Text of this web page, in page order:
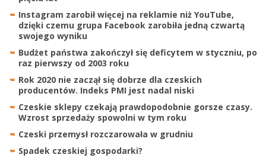
Instagram zarobił więcej na reklamie niż YouTube,
dzięki czemu grupa Facebook zarobiła jedną czwartą
swojego wyniku
Budżet państwa zakończył się deficytem w styczniu, po
raz pierwszy od 2003 roku
Rok 2020 nie zaczął się dobrze dla czeskich
producentów. Indeks PMI jest nadal niski
Czeskie sklepy czekają prawdopodobnie gorsze czasy.
Wzrost sprzedaży spowolni w tym roku
Czeski przemysł rozczarowała w grudniu
Spadek czeskiej gospodarki?